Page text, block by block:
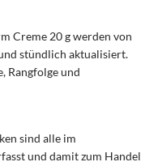
Creme 20 g werden von
stündlich aktualisiert.
Rangfolge und
sind alle im
und damit zum Handel